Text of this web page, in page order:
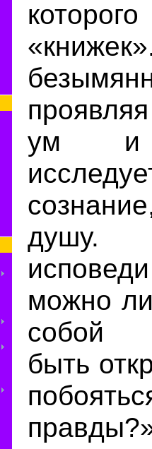
ум и
душу.
можно
собой
быть